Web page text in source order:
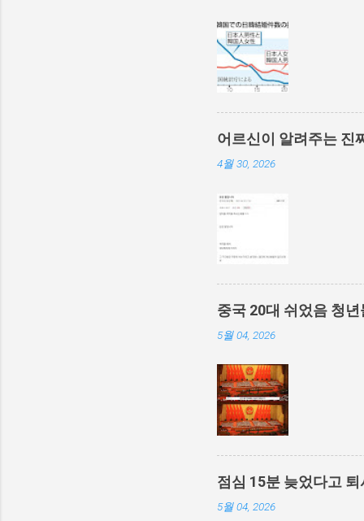
어르신이 알려주는 진
4월 30, 2026
중국 20대 쉬었음 청
5월 04, 2026
점심 15분 늦었다고 퇴
5월 04, 2026